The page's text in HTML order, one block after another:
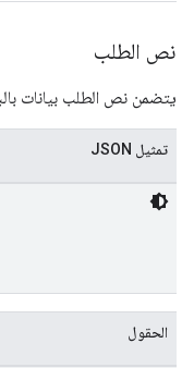
نص الطلب
يتضمن نص الطلب بيانات
تمثيل JSON
الحقول